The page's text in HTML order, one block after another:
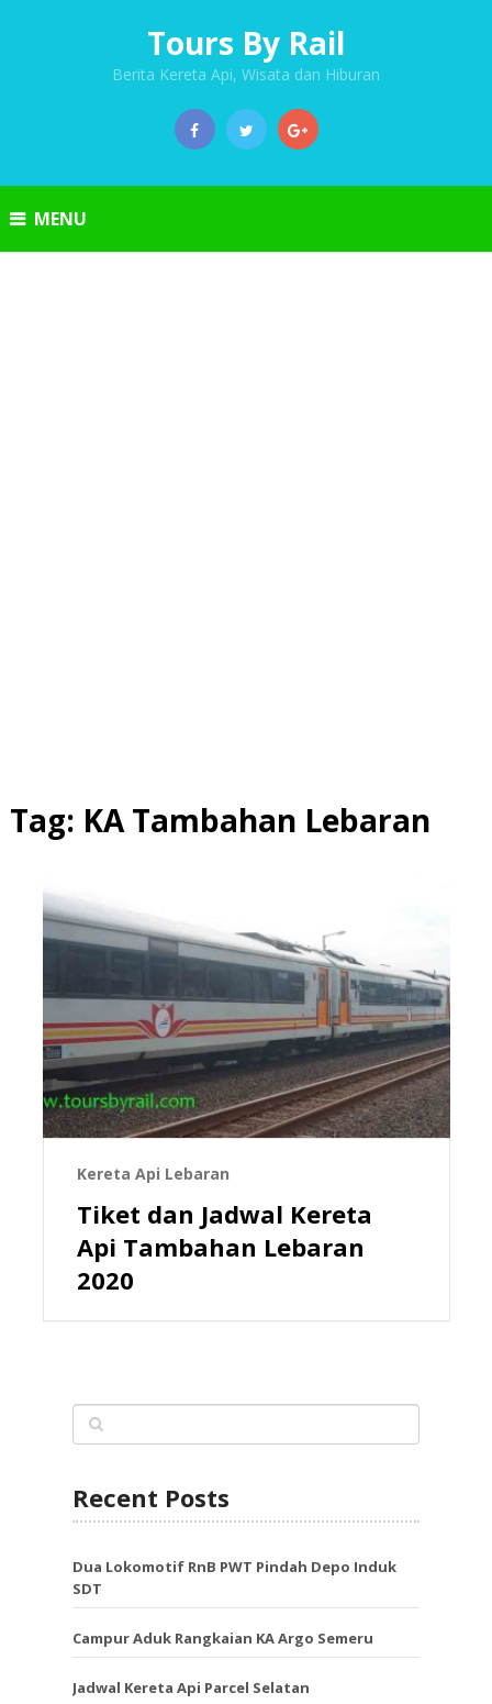
Tours By Rail
Berita Kereta Api, Wisata dan Hiburan
MENU
Tag: KA Tambahan Lebaran
Kereta Api Lebaran
Tiket dan Jadwal Kereta
Api Tambahan Lebaran
2020
Recent Posts
Dua Lokomotif RnB PWT Pindah Depo Induk
SDT
Campur Aduk Rangkaian KA Argo Semeru
Jadwal Kereta Api Parcel Selatan